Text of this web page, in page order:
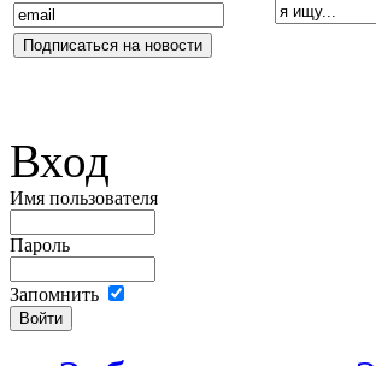
Вход
Имя пользователя
Пароль
Запомнить